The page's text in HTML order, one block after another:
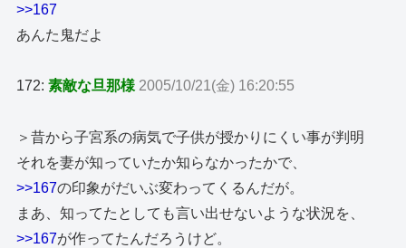
>>167
あんた鬼だよ
172:素敵な旦那様 2005/10/21(金) 16:20:55
＞昔から子宮系の病気で子供が授かりにくい事が判明
それを妻が知っていたか知らなかったかで、
>>167の印象がだいぶ変わってくるんだが。
まあ、知ってたとしても言い出せないような状況を、
>>167が作ってたんだろうけど。